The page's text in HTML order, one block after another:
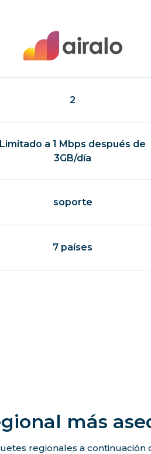
2
Limitado a 1 Mbps después de
3GB/día
soporte
7 países
más
regionales a